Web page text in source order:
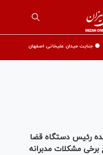
🟡 جنایت میدان علیخانی اصفهان
رئیس دستگاه قضا
برخی مشکلات مدبرانه